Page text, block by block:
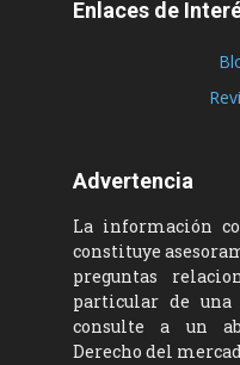
Enlaces de
Advertencia
La información
constituye
preguntas
particular de una
consulte a un
Derecho del